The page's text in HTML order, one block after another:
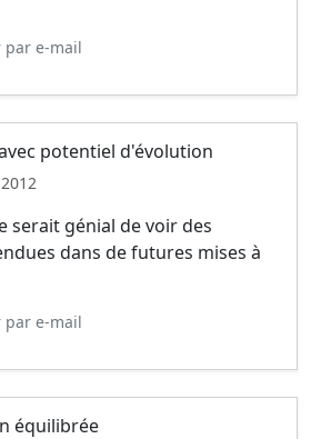
par e-mail
potentiel d'évolution
serait génial de voir des
dans de futures mises à
par e-mail
équilibrée